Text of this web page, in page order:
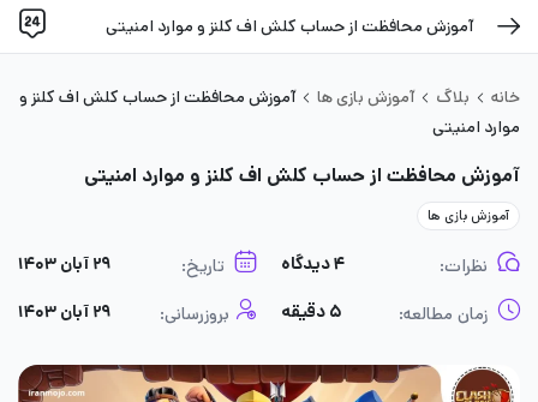
آموزش محافظت از حساب کلش اف کلنز و موارد امنیتی
خانه بلاگ آموزش بازی ها
آموزش محافظت از حساب کلش اف کلنز و
موارد امنیتی
آموزش محافظت از حساب کلش اف کلنز و موارد امنیتی
آموزش بازی ها
نظرات: ۴ دیدگاه تاریخ: ۲۹ آبان ۱۴۰۳
زمان مطالعه: ۵ دقیقه بروزرسانی: ۲۹ آبان ۱۴۰۳